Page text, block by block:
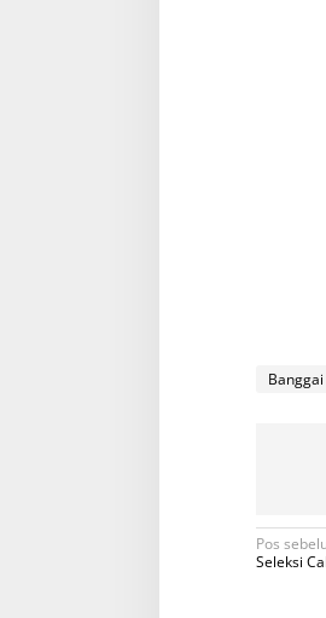
Banggai
N
Pos
Seleksi